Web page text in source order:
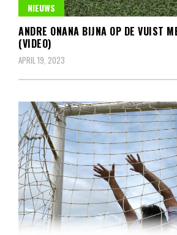
NIEUWS
ANDRE ONANA BIJNA OP DE VUIST
(VIDEO)
APRIL 19, 2023